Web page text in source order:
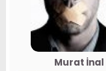
Murat İnal